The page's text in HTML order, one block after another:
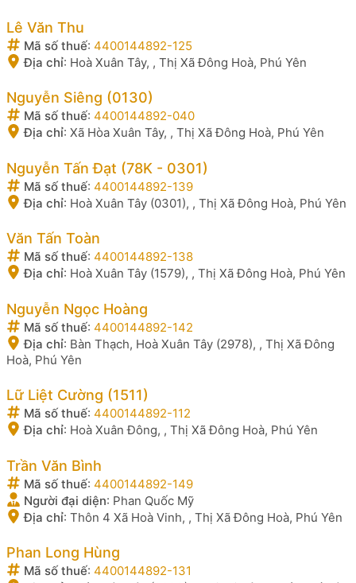
Lê Văn Thu
Mã số thuế: 4400144892-125
Địa chỉ: Hoà Xuân Tây, , Thị Xã Đông Hoà, Phú Yên
Nguyễn Siêng (0130)
Mã số thuế: 4400144892-040
Địa chỉ: Xã Hòa Xuân Tây, , Thị Xã Đông Hoà, Phú Yên
Nguyễn Tấn Đạt (78K - 0301)
Mã số thuế: 4400144892-139
Địa chỉ: Hoà Xuân Tây (0301), , Thị Xã Đông Hoà, Phú Yên
Văn Tấn Toàn
Mã số thuế: 4400144892-138
Địa chỉ: Hoà Xuân Tây (1579), , Thị Xã Đông Hoà, Phú Yên
Nguyễn Ngọc Hoàng
Mã số thuế: 4400144892-142
Địa chỉ: Bàn Thạch, Hoà Xuân Tây (2978), , Thị Xã Đông
Hoà, Phú Yên
Lữ Liệt Cường (1511)
Mã số thuế: 4400144892-112
Địa chỉ: Hoà Xuân Đông, , Thị Xã Đông Hoà, Phú Yên
Trần Văn Bình
Mã số thuế: 4400144892-149
Người đại diện: Phan Quốc Mỹ
Địa chỉ: Thôn 4 Xã Hoà Vinh, , Thị Xã Đông Hoà, Phú Yên
Phan Long Hùng
Mã số thuế: 4400144892-131